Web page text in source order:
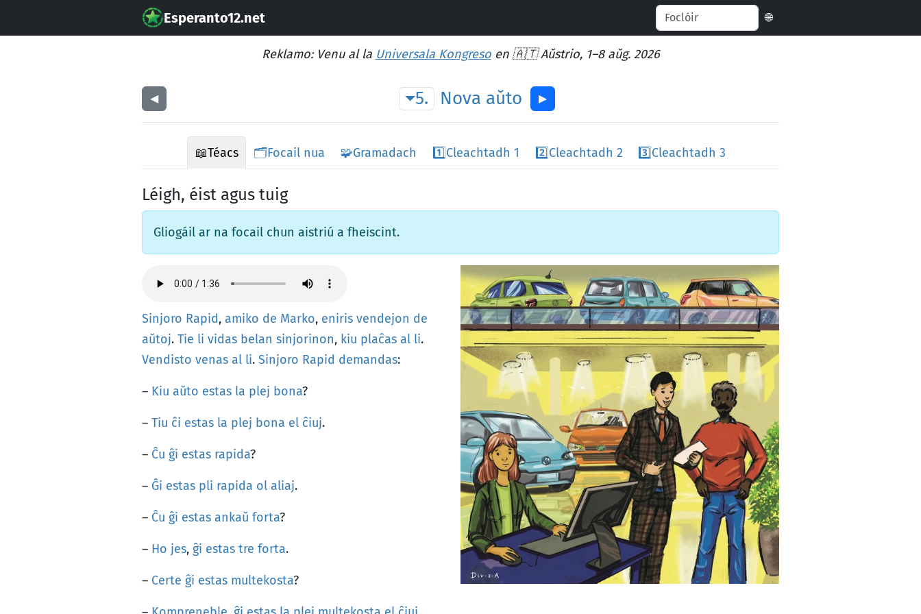
Esperanto12.net 🌐
Reklamo: Venu al la Universala Kongresoen 🇦🇹 Aŭstrio, 1–8 aŭg. 2026
◀︎ 5. Nova aŭto ▶︎
📖Téacs 🗂️Focail nua 🧩Gramadach 1️⃣Cleachtadh 1 2️⃣Cleachtadh 2 3️⃣Cleachtadh 3
Léigh, éist agus tuig
Gliogáil ar na focail chun aistriú a fheiscint.
Sinjoro Rapid, amiko de Marko, eniris vendejon de
aŭtoj. Tie li vidas belan sinjorinon, kiu plaĉas al li.
Vendisto venas al li. Sinjoro Rapid demandas:
– Kiu aŭto estas la plej bona?
– Tiu ĉi estas la plej bona el ĉiuj.
– Ĉu ĝi estas rapida?
– Ĝi estas pli rapida ol aliaj.
– Ĉu ĝi estas ankaŭ forta?
– Ho jes, ĝi estas tre forta.
– Certe ĝi estas multekosta?